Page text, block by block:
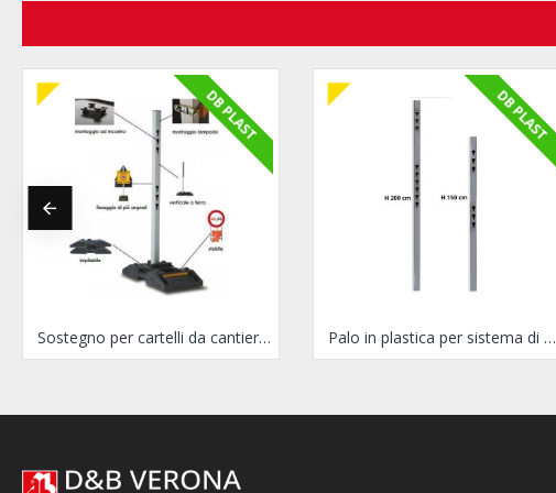
DB PLAST
Sostegno per cartelli da cantiere BIGFOOT
DB PLAST
Palo in plastica per sistema di sostegno Bigfoot